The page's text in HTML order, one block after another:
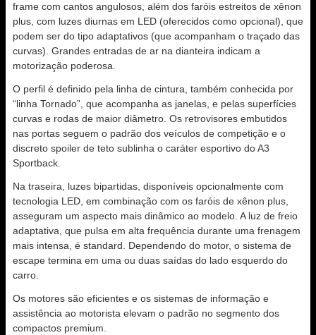
frame com cantos angulosos, além dos faróis estreitos de xênon
plus, com luzes diurnas em LED (oferecidos como opcional), que
podem ser do tipo adaptativos (que acompanham o traçado das
curvas). Grandes entradas de ar na dianteira indicam a
motorização poderosa.
O perfil é definido pela linha de cintura, também conhecida por
“linha Tornado”, que acompanha as janelas, e pelas superfícies
curvas e rodas de maior diâmetro. Os retrovisores embutidos
nas portas seguem o padrão dos veículos de competição e o
discreto spoiler de teto sublinha o caráter esportivo do A3
Sportback.
Na traseira, luzes bipartidas, disponíveis opcionalmente com
tecnologia LED, em combinação com os faróis de xênon plus,
asseguram um aspecto mais dinâmico ao modelo. A luz de freio
adaptativa, que pulsa em alta frequência durante uma frenagem
mais intensa, é standard. Dependendo do motor, o sistema de
escape termina em uma ou duas saídas do lado esquerdo do
carro.
Os motores são eficientes e os sistemas de informação e
assistência ao motorista elevam o padrão no segmento dos
compactos premium.